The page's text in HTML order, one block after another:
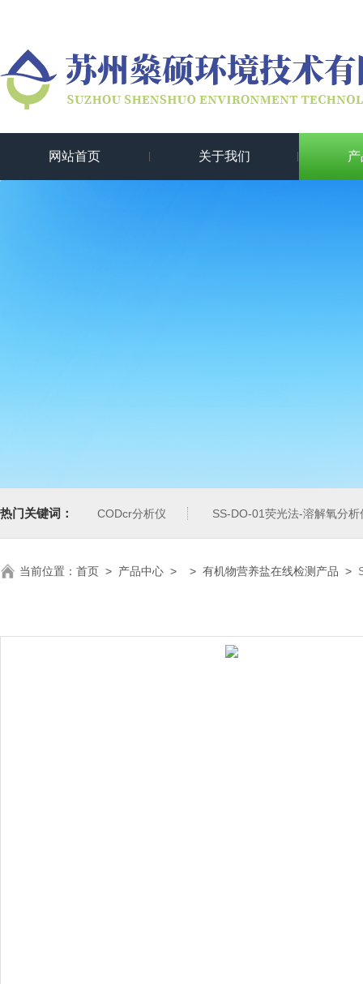
网站首页 关于我们
热门关键词： CODcr分析仪 SS-DO-01荧光法-溶解氧分析
当前位置： 首页 > 产品中心 > > 有机物营养盐在线检测产品 >